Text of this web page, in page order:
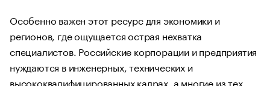
Особенно важен этот ресурс для экономики и
регионов, где ощущается острая нехватка
специалистов. Российские корпорации и предприятия
нуждаются в инженерных, технических и
высококвалифицированных кадрах, а многие из тех,